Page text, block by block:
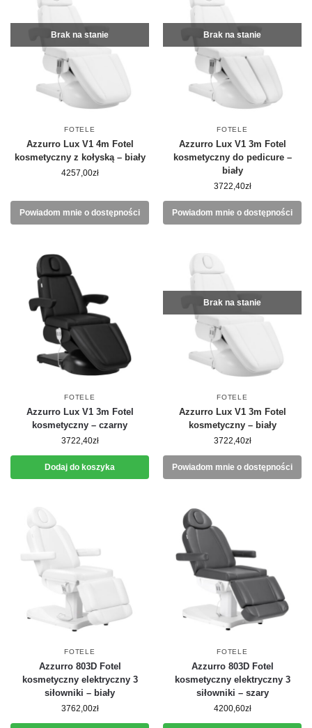
Brak na stanie
FOTELE
Azzurro Lux V1 4m Fotel
kosmetyczny z kołyską – biały
4257,00zł
Powiadom mnie o dostępności
Brak na stanie
FOTELE
Azzurro Lux V1 3m Fotel
kosmetyczny do pedicure –
biały
3722,40zł
Powiadom mnie o dostępności
FOTELE
Azzurro Lux V1 3m Fotel
kosmetyczny – czarny
3722,40zł
Dodaj do koszyka
Brak na stanie
FOTELE
Azzurro Lux V1 3m Fotel
kosmetyczny – biały
3722,40zł
Powiadom mnie o dostępności
FOTELE
Azzurro 803D Fotel
kosmetyczny elektryczny 3
siłowniki – biały
3762,00zł
FOTELE
Azzurro 803D Fotel
kosmetyczny elektryczny 3
siłowniki – szary
4200,60zł